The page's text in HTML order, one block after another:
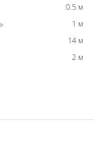
0.5 м
1 м
14 м
2 м